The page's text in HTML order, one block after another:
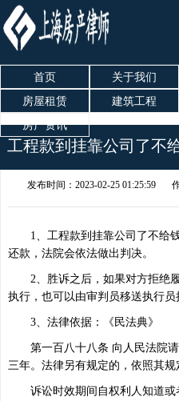
首页 关于我们
房屋租赁
建筑工程
房产资讯
工程款到挂靠公司了不
发布时间：2023-02-25 01:25:59
1、工程款到挂靠公司了不给
还款，法院会依法做出判决。
2、胜诉之后，如果对方拒绝
执行，也可以由审判员移送执行员
3、法律依据：《民法典》
第一百八十八条 向人民法院
三年。法律另有规定的，依照其规
诉讼时效期间自权利人知道